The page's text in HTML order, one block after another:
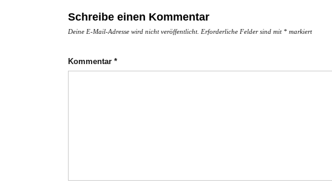
Schreibe einen Kommentar
Deine E-Mail-Adresse wird nicht veröffentlicht. Erforderliche Felder sind mit * markiert
Kommentar *